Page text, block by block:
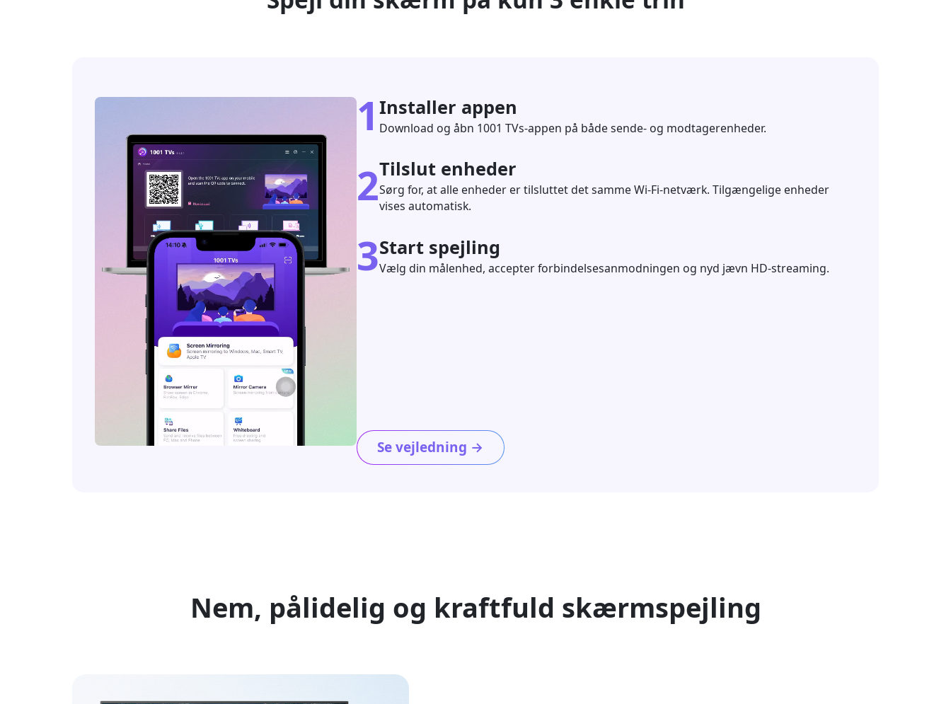
1 Installer appen
Download og åbn 1001 TVs-appen på både sende- og modtagerenheder.
2Tilslut enheder
Sørg for, at alle enheder er tilsluttet det samme Wi-Fi-netværk. Tilgængelige enheder
vises automatisk.
3Start spejling
Vælg din målenhed, accepter forbindelsesanmodningen og nyd jævn HD-streaming.
Se vejledning →
Nem, pålidelig og kraftfuld skærmspejling